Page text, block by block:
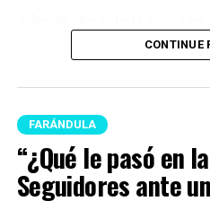
varios rumores
poco, en las últimas
empezó a tener
Lee también: “¿Qué le pasó
Seguidores ante una
Epa Colombia desde prisión
CONTINUE
FARÁNDULA
“¿Qué le pasó en
Seguidores ante